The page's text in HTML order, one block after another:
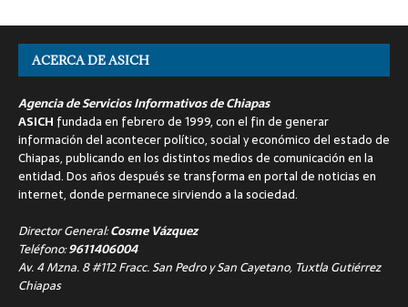
ACERCA DE ASICH
Agencia de Servicios Informativos de Chiapas
ASICH fundada en febrero de 1999, con el fin de generar
información del acontecer político, social y económico del estado de
Chiapas, publicando en los distintos medios de comunicación en la
entidad. Dos años después se transforma en portal de noticias en
internet, donde permanece sirviendo a la sociedad.
Director General:Cosme Vázquez
Teléfono:9611406004
Av. 4 Mzna. 8 #112 Fracc. San Pedro y San Cayetano, Tuxtla Gutiérrez
Chiapas